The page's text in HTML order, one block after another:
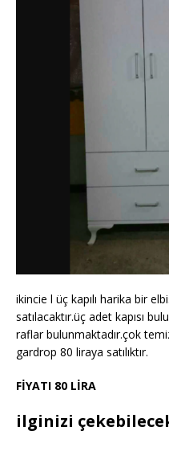
ikincie l üç kapılı harika bir
satılacaktır.üç adet kapısı
raflar bulunmaktadır.çok
gardrop 80 liraya satılıktır.
FİYATI 80 LİRA
ilginizi